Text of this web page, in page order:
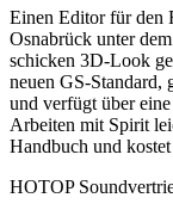
Einen Editor für den
Osnabrück unter
schicken 3D-Look
neuen GS-Standard,
und verfügt über
Arbeiten mit Spirit
Handbuch und
HOTOP